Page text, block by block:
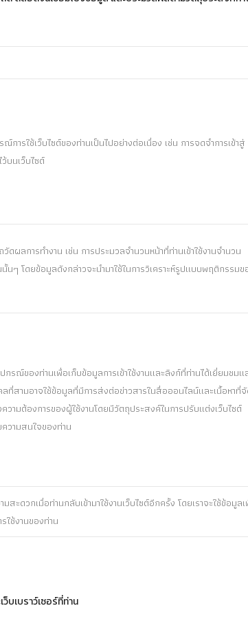
การใช้เว็บไซต์ของท่านเป็นไปอย่างต่อเนื่อง เช่น การจดจำการเข้าสู่
บนเว็บไซต์
ดผลการทำงาน เช่น การประมวลจำนวนหน้าที่ท่านเข้าใช้งานจำนวน
ๆ โดยข้อมูลดังกล่าวจะนำมาใช้ในการวิเคราะห์รูปแบบพฤติกรรมข
รณ์ของท่านเพื่อเก็บข้อมูลการเข้าใช้งานและลิงก์ที่ท่านได้เยี่ยมชมแ
สามอาจใช้ข้อมูลที่มีการส่งต่อข่าวสารในสื่อออนไลน์และเนื้อหาที่
ความต้องการของผู้ใช้งานโดยมีวัตถุประสงค์ในการปรับแต่งเว็บไซต์
วามสนใจของท่าน
สะดวกเมื่อท่านกลับเข้ามาใช้งานเว็บไซต์อีกครั้ง โดยเราจะใช้ข้อมูล
ใช้งานของท่าน
บเบราว์เซอร์ที่ท่าน